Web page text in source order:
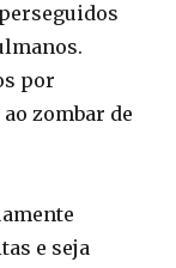
por
zombar de
e seja